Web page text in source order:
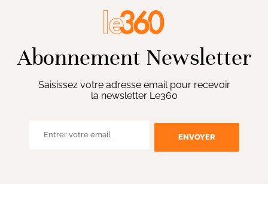
Abonnement Newsletter
Saisissez votre adresse email pour recevoir
la newsletter Le360
ENVOYER